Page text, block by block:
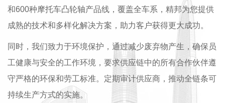
和600种摩托车凸轮轴产品线，覆盖全车系，精邦为您提供
成熟的技术和多样化解决方案，助力客户获得更大成功。
同时，我们致力于环境保护，通过减少废弃物产生，确保员
工健康与安全的工作环境，要求供应链中的所有合作伙伴遵
守严格的环保和劳工标准。定期审计供应商，推动全链条可
持续生产方式的实施。